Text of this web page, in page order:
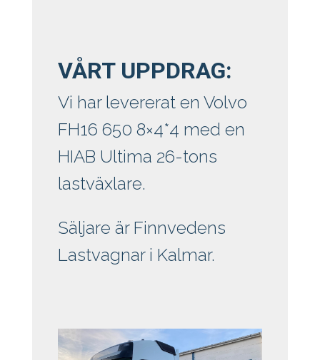
VÅRT UPPDRAG:
Vi har levererat en Volvo
FH16 650 8×4*4 med en
HIAB Ultima 26-tons
lastväxlare.
Säljare är Finnvedens
Lastvagnar i Kalmar.